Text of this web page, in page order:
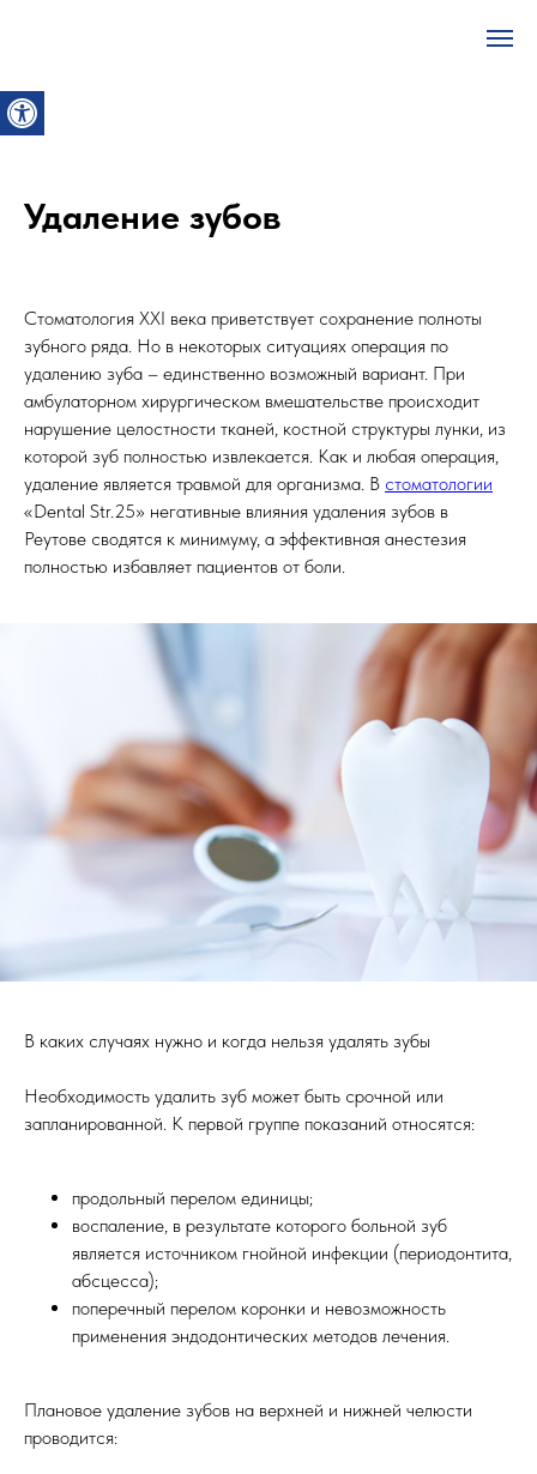
Удаление зубов
Стоматология XXI века приветствует сохранение полноты
зубного ряда. Но в некоторых ситуациях операция по
удалению зуба – единственно возможный вариант. При
амбулаторном хирургическом вмешательстве происходит
нарушение целостности тканей, костной структуры лунки, из
которой зуб полностью извлекается. Как и любая операция,
удаление является травмой для организма. В стоматологии
«Dental Str.25» негативные влияния удаления зубов в
Реутове сводятся к минимуму, а эффективная анестезия
полностью избавляет пациентов от боли.
В каких случаях нужно и когда нельзя удалять зубы
Необходимость удалить зуб может быть срочной или
запланированной. К первой группе показаний относятся:
продольный перелом единицы;
воспаление, в результате которого больной зуб
является источником гнойной инфекции (периодонтита,
абсцесса);
поперечный перелом коронки и невозможность
применения эндодонтических методов лечения.
Плановое удаление зубов на верхней и нижней челюсти
проводится: